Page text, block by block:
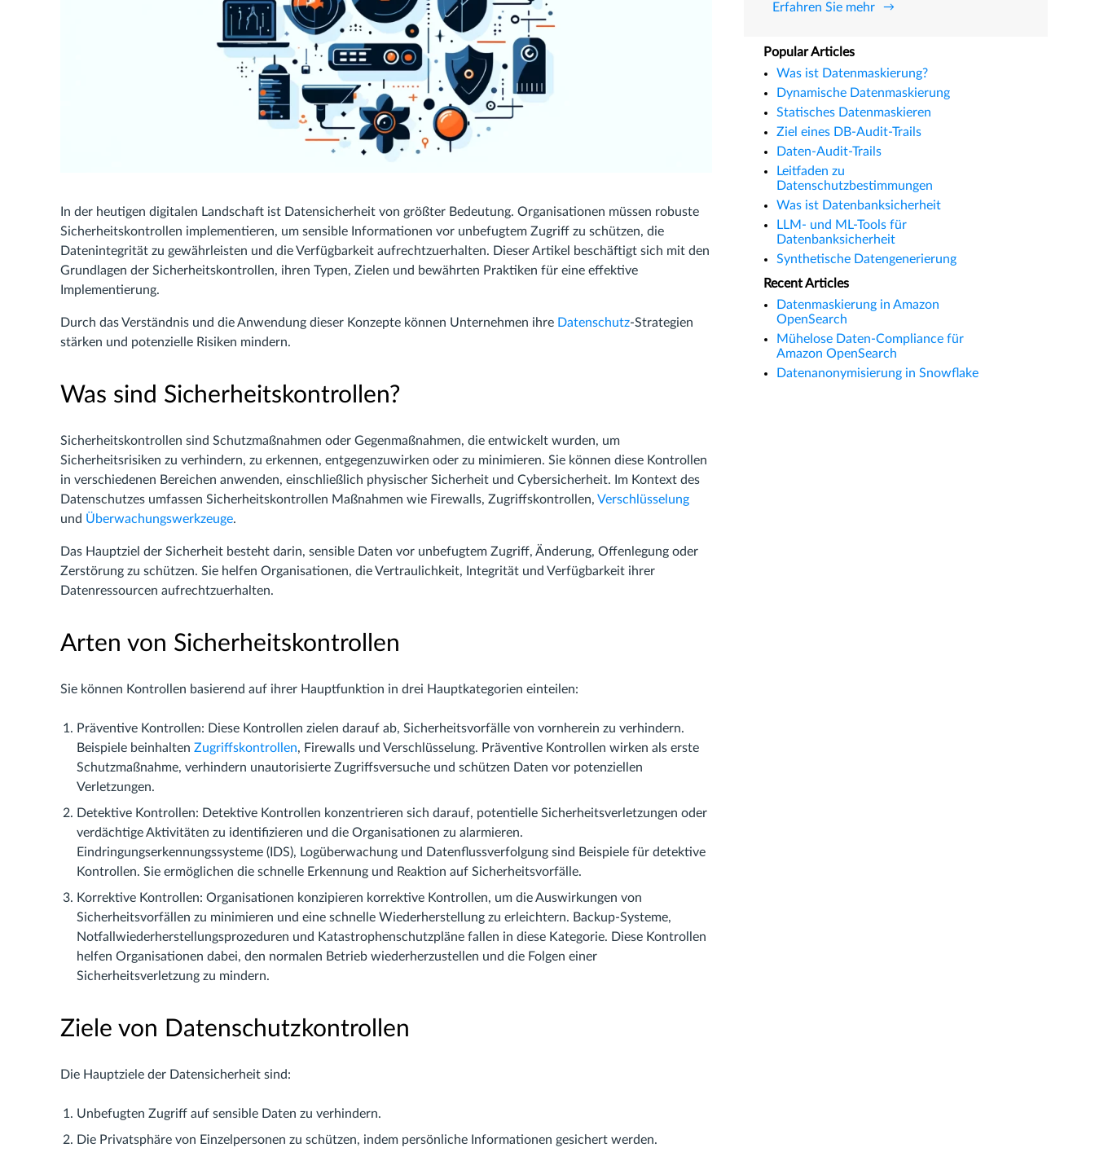
In der heutigen digitalen Landschaft ist Datensicherheit von größter Bedeutung. Organisationen müssen robuste
Sicherheitskontrollen implementieren, um sensible Informationen vor unbefugtem Zugriff zu schützen, die
Datenintegrität zu gewährleisten und die Verfügbarkeit aufrechtzuerhalten. Dieser Artikel beschäftigt sich mit den
Grundlagen der Sicherheitskontrollen, ihren Typen, Zielen und bewährten Praktiken für eine effektive
Implementierung.
Durch das Verständnis und die Anwendung dieser Konzepte können Unternehmen ihre Datenschutz-Strategien
stärken und potenzielle Risiken mindern.
Was sind Sicherheitskontrollen?
Sicherheitskontrollen sind Schutzmaßnahmen oder Gegenmaßnahmen, die entwickelt wurden, um
Sicherheitsrisiken zu verhindern, zu erkennen, entgegenzuwirken oder zu minimieren. Sie können diese Kontrollen
in verschiedenen Bereichen anwenden, einschließlich physischer Sicherheit und Cybersicherheit. Im Kontext des
Datenschutzes umfassen Sicherheitskontrollen Maßnahmen wie Firewalls, Zugriffskontrollen, Verschlüsselung
und Überwachungswerkzeuge.
Das Hauptziel der Sicherheit besteht darin, sensible Daten vor unbefugtem Zugriff, Änderung, Offenlegung oder
Zerstörung zu schützen. Sie helfen Organisationen, die Vertraulichkeit, Integrität und Verfügbarkeit ihrer
Datenressourcen aufrechtzuerhalten.
Arten von Sicherheitskontrollen
Sie können Kontrollen basierend auf ihrer Hauptfunktion in drei Hauptkategorien einteilen:
Präventive Kontrollen: Diese Kontrollen zielen darauf ab, Sicherheitsvorfälle von vornherein zu verhindern.
Beispiele beinhalten Zugriffskontrollen, Firewalls und Verschlüsselung. Präventive Kontrollen wirken als erste
Schutzmaßnahme, verhindern unautorisierte Zugriffsversuche und schützen Daten vor potenziellen
Verletzungen.
Detektive Kontrollen: Detektive Kontrollen konzentrieren sich darauf, potentielle Sicherheitsverletzungen oder
verdächtige Aktivitäten zu identifizieren und die Organisationen zu alarmieren.
Eindringungserkennungssysteme (IDS), Logüberwachung und Datenflussverfolgung sind Beispiele für detektive
Kontrollen. Sie ermöglichen die schnelle Erkennung und Reaktion auf Sicherheitsvorfälle.
Korrektive Kontrollen: Organisationen konzipieren korrektive Kontrollen, um die Auswirkungen von
Sicherheitsvorfällen zu minimieren und eine schnelle Wiederherstellung zu erleichtern. Backup-Systeme,
Notfallwiederherstellungsprozeduren und Katastrophenschutzpläne fallen in diese Kategorie. Diese Kontrollen
helfen Organisationen dabei, den normalen Betrieb wiederherzustellen und die Folgen einer
Sicherheitsverletzung zu mindern.
Ziele von Datenschutzkontrollen
Die Hauptziele der Datensicherheit sind:
Unbefugten Zugriff auf sensible Daten zu verhindern.
Die Privatsphäre von Einzelpersonen zu schützen, indem persönliche Informationen gesichert werden.
Erfahren Sie mehr
Popular Articles
Was ist Datenmaskierung?
Dynamische Datenmaskierung
Statisches Datenmaskieren
Ziel eines DB-Audit-Trails
Daten-Audit-Trails
Leitfaden zu
Datenschutzbestimmungen
Was ist Datenbanksicherheit
LLM- und ML-Tools für
Datenbanksicherheit
Synthetische Datengenerierung
Recent Articles
Datenmaskierung in Amazon
OpenSearch
Mühelose Daten-Compliance für
Amazon OpenSearch
Datenanonymisierung in Snowflake